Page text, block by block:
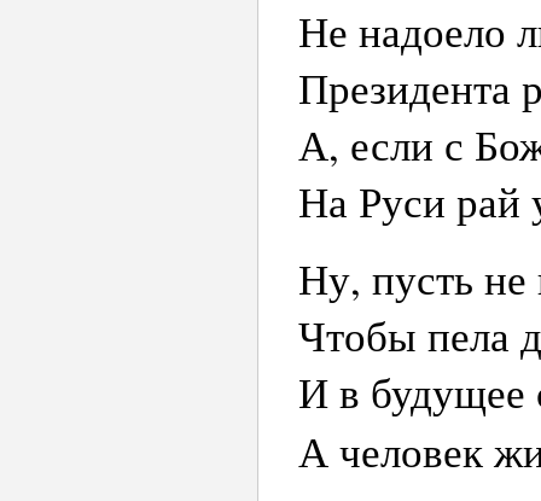
Не надоело
Президента
А, если с
На Руси рай
Ну, пусть
Чтобы пела
И в будущее
А человек